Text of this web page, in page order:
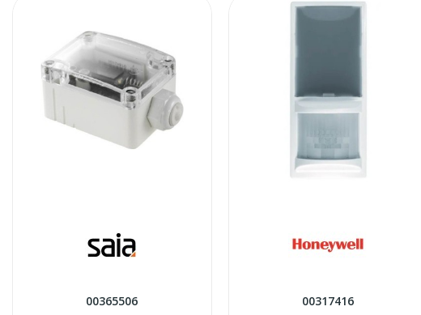
00365506 00317416